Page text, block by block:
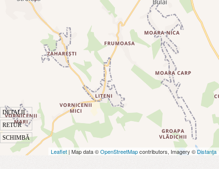
DETALII
RETUR
SCHIMBĂ